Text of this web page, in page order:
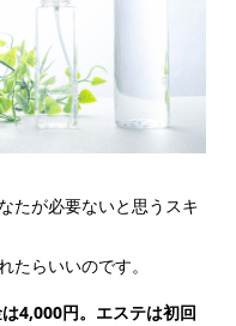
たが必要ないと思うスキ
たらいいのです。
4,000円。エステは初回